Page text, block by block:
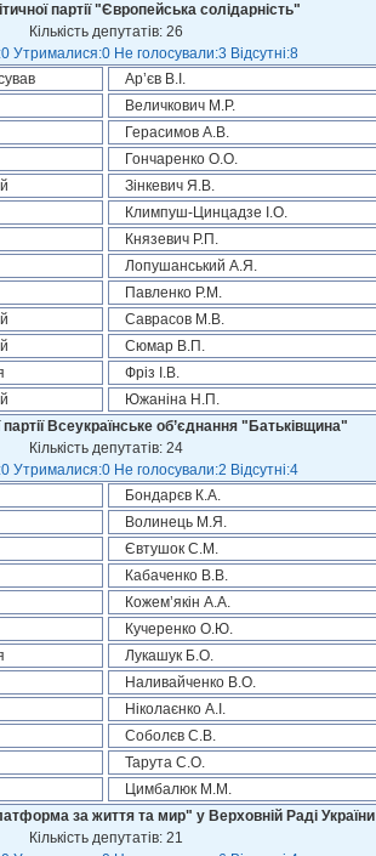
партії "Європейська солідарність"
Кількість депутатів: 26
Утрималися:0 Не голосували:3 Відсутні:8
Ар’єв В.І.
Величкович М.Р.
Герасимов А.В.
Гончаренко О.О.
Зінкевич Я.В.
Климпуш-Цинцадзе І.О.
Князевич Р.П.
Лопушанський А.Я.
Павленко Р.М.
Саврасов М.В.
Сюмар В.П.
Фріз І.В.
Южаніна Н.П.
партії Всеукраїнське об’єднання "Батьківщина"
Кількість депутатів: 24
Утрималися:0 Не голосували:2 Відсутні:4
Бондарєв К.А.
Волинець М.Я.
Євтушок С.М.
Кабаченко В.В.
Кожем’якін А.А.
Кучеренко О.Ю.
Лукашук Б.О.
Наливайченко В.О.
Ніколаєнко А.І.
Соболєв С.В.
Тарута С.О.
Цимбалюк М.М.
за життя та мир" у Верховній Раді України
Кількість депутатів: 21